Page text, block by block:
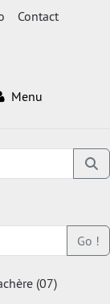
Contact
Menu
Go !
(07)